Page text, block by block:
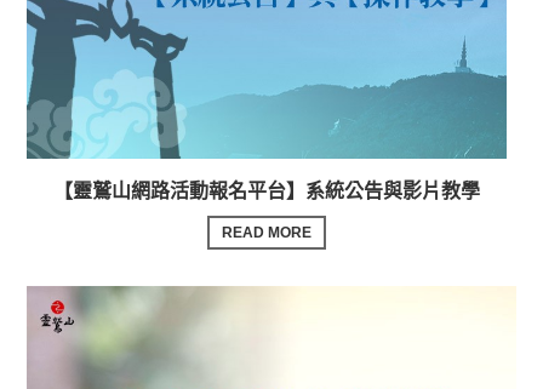
【靈鷲山網路活動報名平台】系統公告與影片教學
READ MORE